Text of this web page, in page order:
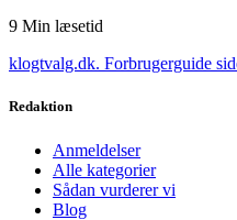
9 Min læsetid
klogtvalg.dk. Forbrugerguide
Redaktion
Anmeldelser
Alle kategorier
Sådan vurderer vi
Blog